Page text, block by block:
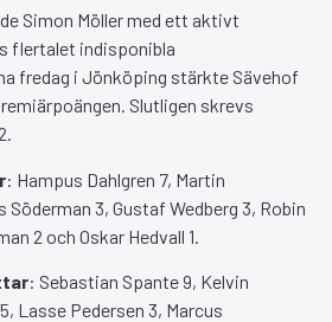
Simon Möller med ett aktivt
flertalet indisponibla
fredag i Jönköping stärkte Sävehof
Slutligen skrevs
: Hampus Dahlgren 7, Martin
Söderman 3, Gustaf Wedberg 3, Robin
2 och Oskar Hedvall 1.
: Sebastian Spante 9, Kelvin
Lasse Pedersen 3, Marcus